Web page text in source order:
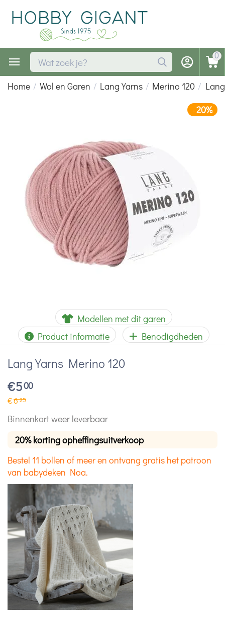
0
Home / Wol en Garen / Lang Yarns / Merino 120 /
-20%
Modellen met dit garen
Product informatie
Benodigdheden
Lang Yarns Merino 120
€500
€625
Binnenkort weer leverbaar
20% korting opheffingsuitverkoop
Bestel 11 bollen of meer en ontvang gratis het patroon
van babydeken Noa.